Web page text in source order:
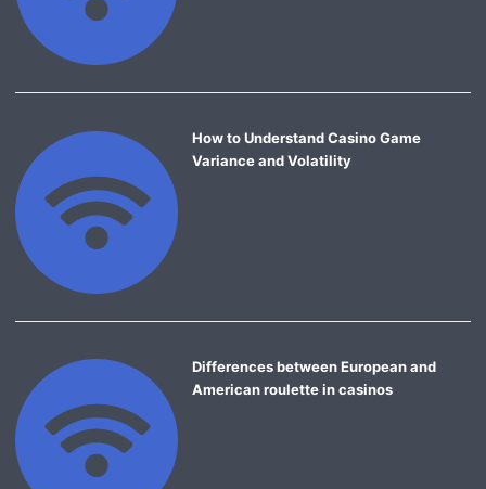
How to Understand Casino Game
Variance and Volatility
Differences between European and
American roulette in casinos